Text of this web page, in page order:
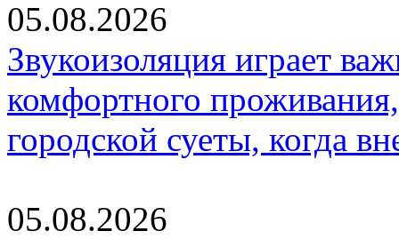
05.08.2026
Звукоизоляция играет
комфортного
городской суеты, когда
05.08.2026